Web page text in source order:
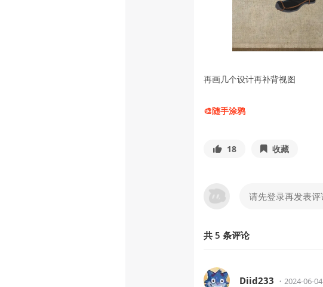
再画几个设计再补背视图
🎨随手涂鸦
18 收藏
共 5 条评论
Diid233 ・ 2024-06-04